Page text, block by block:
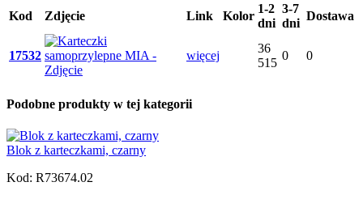
Kod
Zdjęcie Link Kolor
1-2
dni
3-7
dni
Dostawa
17532 więcej
36
515
0 0
Podobne produkty w tej kategorii
Blok z karteczkami, czarny
Kod: R73674.02